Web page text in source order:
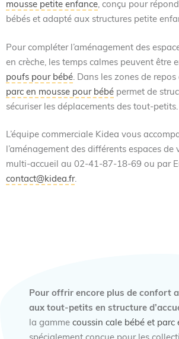
mousse petite enfance, conçu pour
bébés et adapté aux structures petite
Pour compléter l’aménagement des
en crèche, les temps calmes peuvent être
poufs pour bébé. Dans les zones de
parc en mousse pour bébé permet de
sécuriser les déplacements des tout-petits.
L’équipe commerciale Kidea vous
l’aménagement des différents espaces de
multi-accueil au 02-41-87-18-69 ou par
contact@kidea.fr.
Pour offrir encore plus de confort
aux tout-petits en structure
la gamme coussin cale bébé et parc